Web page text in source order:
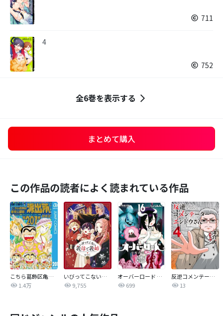
711
4
752
全6巻を表示する
まとめて購入
この作品の読者によく読まれている作品
こちら葛飾区亀有公園前派出所
1.4万
いびってこない義母と義姉
9,755
オーバーロード 不死者のOh!
699
反逆コメンテーターエンドウさん
13